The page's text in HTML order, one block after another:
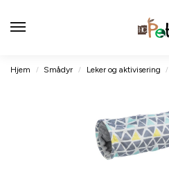
Hjem / Smådyr / Leker og aktivisering /